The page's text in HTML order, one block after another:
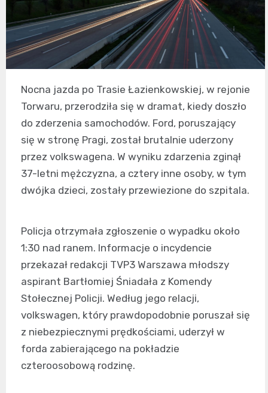
Nocna jazda po Trasie Łazienkowskiej, w rejonie
Torwaru, przerodziła się w dramat, kiedy doszło
do zderzenia samochodów. Ford, poruszający
się w stronę Pragi, został brutalnie uderzony
przez volkswagena. W wyniku zdarzenia zginął
37-letni mężczyzna, a cztery inne osoby, w tym
dwójka dzieci, zostały przewiezione do szpitala.
Policja otrzymała zgłoszenie o wypadku około
1:30 nad ranem. Informacje o incydencie
przekazał redakcji TVP3 Warszawa młodszy
aspirant Bartłomiej Śniadała z Komendy
Stołecznej Policji. Według jego relacji,
volkswagen, który prawdopodobnie poruszał się
z niebezpiecznymi prędkościami, uderzył w
forda zabierającego na pokładzie
czteroosobową rodzinę.